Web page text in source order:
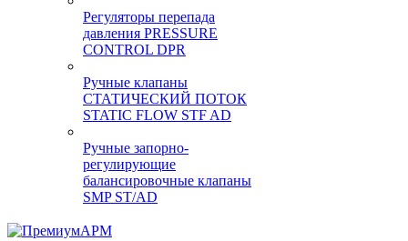
Регуляторы перепада
давления PRESSURE
CONTROL DPR
Ручные клапаны
СТАТИЧЕСКИЙ ПОТОК
STATIC FLOW STF AD
Ручные запорно-
регулирующие
балансировочные клапаны
SMP ST/AD